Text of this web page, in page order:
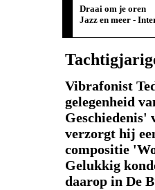
Draai om je oren
Jazz en meer -
Vibrafonist
gelegenheid
Geschiedenis'
verzorgt hij
compositie
Gelukkig
daarop in De